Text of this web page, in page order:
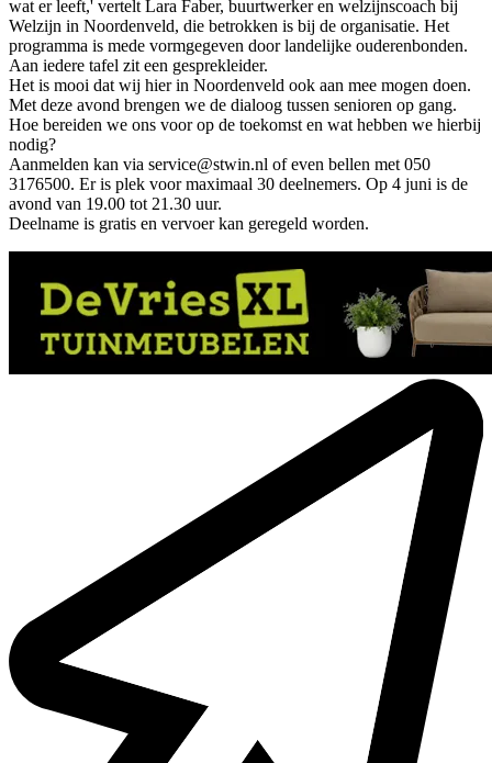
wat er leeft,' vertelt Lara Faber, buurtwerker en welzijnscoach bij
Welzijn in Noordenveld, die betrokken is bij de organisatie. Het
programma is mede vormgegeven door landelijke ouderenbonden.
Aan iedere tafel zit een gesprekleider.
Het is mooi dat wij hier in Noordenveld ook aan mee mogen doen.
Met deze avond brengen we de dialoog tussen senioren op gang.
Hoe bereiden we ons voor op de toekomst en wat hebben we hierbij
nodig?
Aanmelden kan via service@stwin.nl of even bellen met 050
3176500. Er is plek voor maximaal 30 deelnemers. Op 4 juni is de
avond van 19.00 tot 21.30 uur.
Deelname is gratis en vervoer kan geregeld worden.